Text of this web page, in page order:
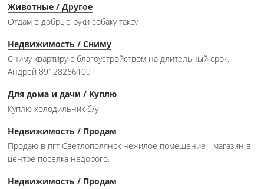
Животные / Другое
Отдам в добрые руки собаку таксу
Недвижимость / Сниму
Сниму квартиру с благоустройством на длительный срок.
Андрей 89128266109
Для дома и дачи / Куплю
Куплю холодильник б/у
Недвижимость / Продам
Продаю в пгт Светлополянск нежилое помещение - магазин в
центре поселка недорого.
Недвижимость / Продам